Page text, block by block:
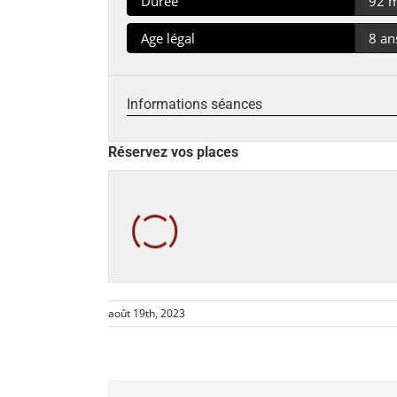
Age légal 8
Informations séances
Réservez vos places
août 19th, 2023